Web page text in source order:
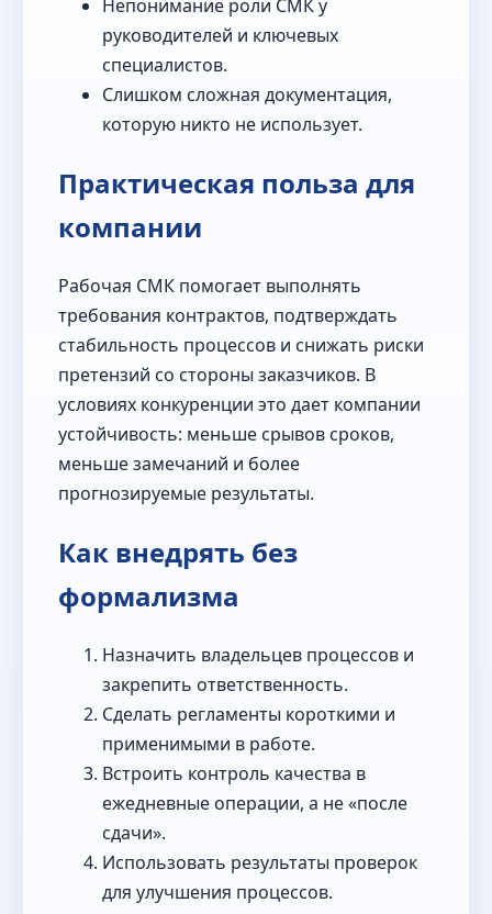
Непонимание роли СМК у
руководителей и ключевых
специалистов.
Слишком сложная документация,
которую никто не использует.
Практическая польза для
компании
Рабочая СМК помогает выполнять
требования контрактов, подтверждать
стабильность процессов и снижать риски
претензий со стороны заказчиков. В
условиях конкуренции это дает компании
устойчивость: меньше срывов сроков,
меньше замечаний и более
прогнозируемые результаты.
Как внедрять без
формализма
Назначить владельцев процессов и
закрепить ответственность.
Сделать регламенты короткими и
применимыми в работе.
Встроить контроль качества в
ежедневные операции, а не «после
сдачи».
Использовать результаты проверок
для улучшения процессов.